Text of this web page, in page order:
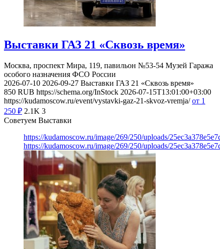
Выставки ГАЗ 21 «Сквозь время»
Москва, проспект Мира, 119, павильон №53-54 Музей Гаража
особого назначения ФСО России
2026-07-10 2026-09-27 Выставки ГАЗ 21 «Сквозь время»
850 RUB https://schema.org/InStock 2026-07-15T13:01:00+03:00
https://kudamoscow.ru/event/vystavki-gaz-21-skvoz-vremja/ от 1
250 ₽ 2.1K 3
Советуем Выставки
https://kudamoscow.ru/image/269/250/uploads/
https://kudamoscow.ru/image/269/250/uploads/